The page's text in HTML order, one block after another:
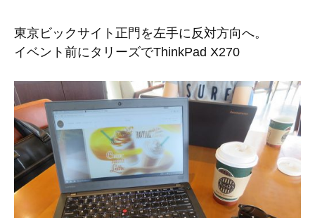
東京ビックサイト正門を左手に反対方向へ。
イベント前にタリーズでThinkPad X270